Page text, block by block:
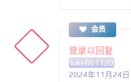
会员
登录以回复
luke861120
2024年11月24